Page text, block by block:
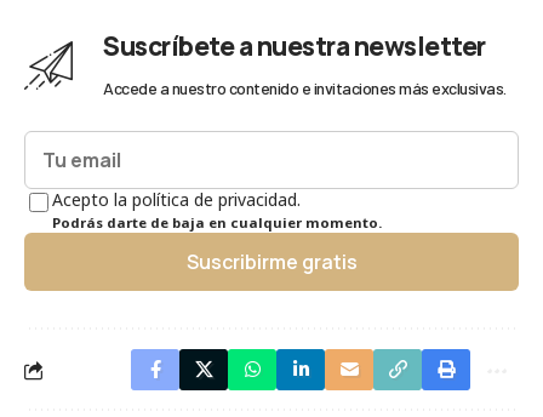
Suscríbete a nuestra newsletter
Accede a nuestro contenido e invitaciones más exclusivas.
Acepto la política de privacidad.
Podrás darte de baja en cualquier momento.
Suscribirme gratis